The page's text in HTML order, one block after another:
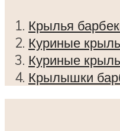
Крылья
Куриные
Куриные
Крылышки